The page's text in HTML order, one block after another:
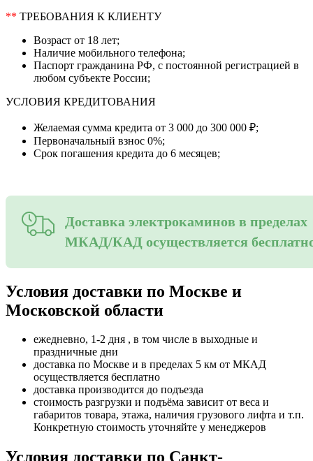
** ТРЕБОВАНИЯ К КЛИЕНТУ
Возраст от 18 лет;
Наличие мобильного телефона;
Паспорт гражданина РФ, с постоянной регистрацией в
любом субъекте России;
УСЛОВИЯ КРЕДИТОВАНИЯ
Желаемая сумма кредита от 3 000 до 300 000 ₽;
Первоначальный взнос 0%;
Срок погашения кредита до 6 месяцев;
Доставка электрокаминов в пределах
МКАД/КАД осуществляется
Условия доставки по Москве и
Московской области
ежедневно, 1-2 дня , в том числе в выходные и
праздничные дни
доставка по Москве и в пределах 5 км от МКАД
осуществляется бесплатно
доставка производится до подъезда
стоимость разгрузки и подъёма зависит от веса и
габаритов товара, этажа, наличия грузового лифта и т.п.
Конкретную стоимость уточняйте у менеджеров
Условия доставки по Санкт-